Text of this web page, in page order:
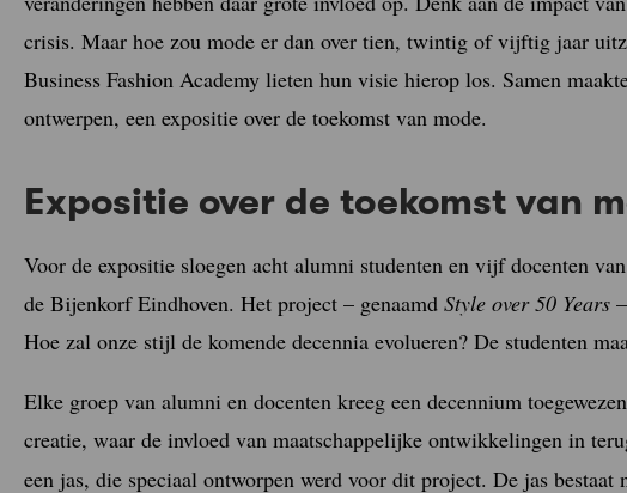
crisis. Maar hoe zou mode er dan over tien, twintig of vijftig jaar
Business Fashion Academy lieten hun visie hierop los. Samen
ontwerpen, een expositie over de toekomst van mode.
Expositie over de toekomst van
Voor de expositie sloegen acht alumni studenten en vijf docenten
de Bijenkorf Eindhoven. Het project – genaamd Style over 50 Years
Hoe zal onze stijl de komende decennia evolueren? De studenten
Elke groep van alumni en docenten kreeg een decennium
creatie, waar de invloed van maatschappelijke ontwikkelingen in
een jas, die speciaal ontworpen werd voor dit project. De jas